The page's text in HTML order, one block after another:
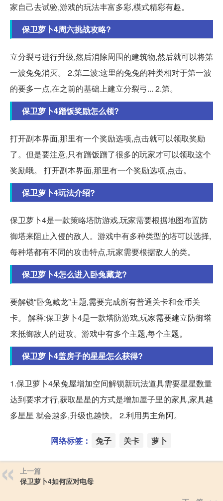
家自己去试验,游戏的玩法丰富多彩,模式精彩有趣。
保卫萝卜4周六挑战攻略?
立分裂弓进行升级,然后消除周围的建筑物,然后就可以将第
一波兔兔消灭。 2.第二波:这里的兔兔的种类相对于第一波
的要多一点,在之前的基础上建立分裂弓... 2.第。
保卫萝卜4蹭饭奖励怎么领?
打开副本界面,那里有一个奖励选项,点击就可以领取奖励
了。但是要注意,只有蹭饭蹭了很多的玩家才可以领取这个
奖励哦。 打开副本界面,那里有一个奖励选项,点击。
保卫萝卜4玩法介绍?
保卫萝卜4是一款策略塔防游戏,玩家需要根据地图布置防
御塔来阻止入侵的敌人。游戏中有多种类型的塔可以选择,
每种塔都有不同的攻击特点,玩家需要根据敌人的类。
保卫萝卜4怎么进入卧兔藏龙?
要解锁“卧兔藏龙”主题,需要完成所有普通关卡和金币关
卡。 解释:保卫萝卜4是一款塔防游戏,玩家需要建立防御塔
来抵御敌人的进攻。游戏中有多个主题,每个主题。
保卫萝卜4盖房子的星星怎么获得?
1.保卫萝卜4呆兔屋增加空间解锁新玩法道具需要星星数量
达到要求才行,获取星星的方式是增加屋子里的家具,家具越
多星星 就会越多,升级也越快。 2.利用男主角阿。
网络标签： 兔子 关卡 萝卜
上一篇
保卫萝卜4如何应对电母